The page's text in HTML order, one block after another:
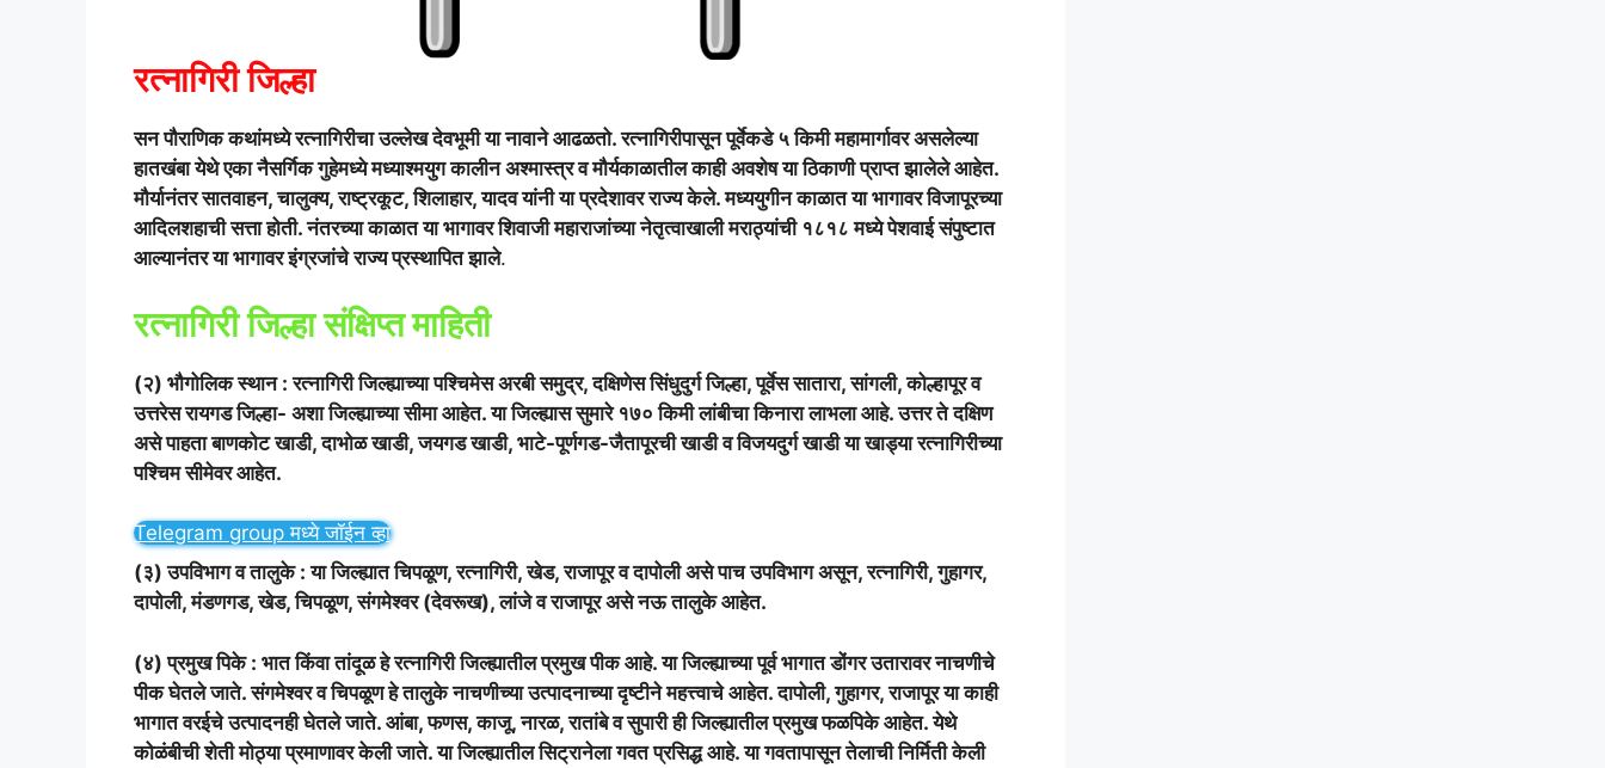
रत्नागिरी जिल्हा
सन पौराणिक कथांमध्ये रत्नागिरीचा उल्लेख देवभूमी या नावाने आढळतो. रत्नागिरीपासून पूर्वेकडे ५ किमी महामार्गावर असलेल्या
हातखंबा येथे एका नैसर्गिक गुहेमध्ये मध्याश्मयुग कालीन अश्मास्त्र व मौर्यकाळातील काही अवशेष या ठिकाणी प्राप्त झालेले आहेत.
मौर्यानंतर सातवाहन, चालुक्य, राष्ट्रकूट, शिलाहार, यादव यांनी या प्रदेशावर राज्य केले. मध्ययुगीन काळात या भागावर विजापूरच्या
आदिलशहाची सत्ता होती. नंतरच्या काळात या भागावर शिवाजी महाराजांच्या नेतृत्वाखाली मराठ्यांची १८१८ मध्ये पेशवाई संपुष्टात
आल्यानंतर या भागावर इंग्रजांचे राज्य प्रस्थापित झाले.
रत्नागिरी जिल्हा संक्षिप्त माहिती
(२) भौगोलिक स्थान : रत्नागिरी जिल्ह्याच्या पश्चिमेस अरबी समुद्र, दक्षिणेस सिंधुदुर्ग जिल्हा, पूर्वेस सातारा, सांगली, कोल्हापूर व
उत्तरेस रायगड जिल्हा- अशा जिल्ह्याच्या सीमा आहेत. या जिल्ह्यास सुमारे १७० किमी लांबीचा किनारा लाभला आहे. उत्तर ते दक्षिण
असे पाहता बाणकोट खाडी, दाभोळ खाडी, जयगड खाडी, भाटे-पूर्णगड-जैतापूरची खाडी व विजयदुर्ग खाडी या खाड्या रत्नागिरीच्या
पश्चिम सीमेवर आहेत.
Telegram group मध्ये जॉईन व्हा
(३) उपविभाग व तालुके : या जिल्ह्यात चिपळूण, रत्नागिरी, खेड, राजापूर व दापोली असे पाच उपविभाग असून, रत्नागिरी, गुहागर,
दापोली, मंडणगड, खेड, चिपळूण, संगमेश्वर (देवरूख), लांजे व राजापूर असे नऊ तालुके आहेत.
(४) प्रमुख पिके : भात किंवा तांदूळ हे रत्नागिरी जिल्ह्यातील प्रमुख पीक आहे. या जिल्ह्याच्या पूर्व भागात डोंगर उतारावर नाचणीचे
पीक घेतले जाते. संगमेश्वर व चिपळूण हे तालुके नाचणीच्या उत्पादनाच्या दृष्टीने महत्त्वाचे आहेत. दापोली, गुहागर, राजापूर या काही
भागात वरईचे उत्पादनही घेतले जाते. आंबा, फणस, काजू, नारळ, रातांबे व सुपारी ही जिल्ह्यातील प्रमुख फळपिके आहेत. येथे
कोळंबीची शेती मोठ्या प्रमाणावर केली जाते. या जिल्ह्यातील सिट्रानेला गवत प्रसिद्ध आहे. या गवतापासून तेलाची निर्मिती केली